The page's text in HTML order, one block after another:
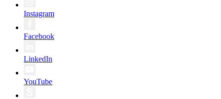
Instagram
Facebook
LinkedIn
YouTube